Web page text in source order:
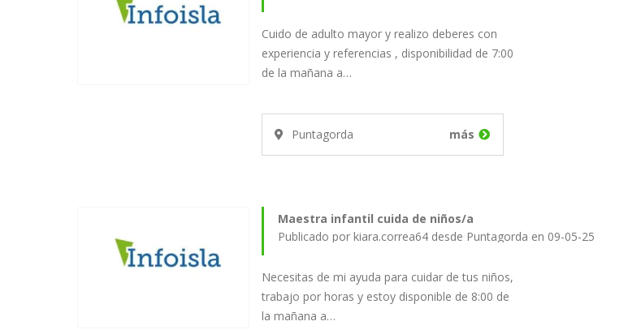
Cuido de adulto mayor y realizo deberes con
experiencia y referencias , disponibilidad de 7:00
de la mañana a…
Puntagorda más
Maestra infantil cuida de niños/a
Publicado por kiara.correa64 desde Puntagorda en 09-05-25
Necesitas de mi ayuda para cuidar de tus niños,
trabajo por horas y estoy disponible de 8:00 de
la mañana a…